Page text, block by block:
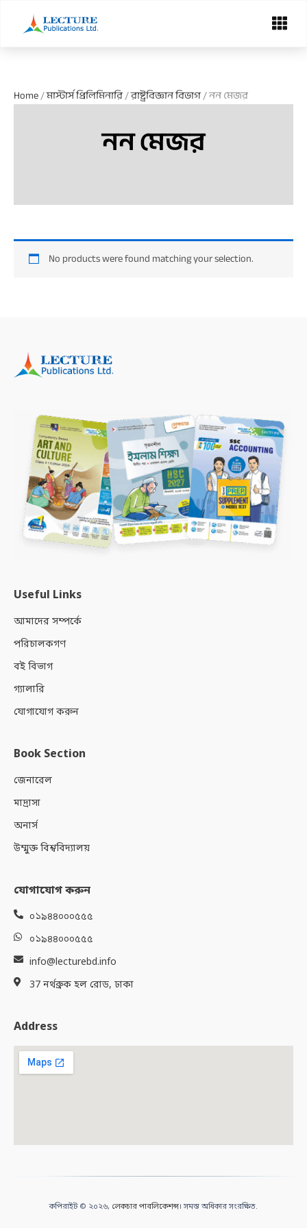
Menu
Home/মাস্টার্স প্রিলিমিনারি/রাষ্ট্রবিজ্ঞান বিভাগ/ নন মেজর
নন মেজর
No products were found matching your selection.
Useful Links
আমাদের সম্পর্কে
পরিচালকগণ
বই বিভাগ
গ্যালারি
যোগাযোগ করুন
Book Section
জেনারেল
মাদ্রাসা
অনার্স
উম্মুক্ত বিশ্ববিদ্যালয়
যোগাযোগ করুন
০১৯৪৪০০০৫৫৫
০১৯৪৪০০০৫৫৫
info@lecturebd.info
37 নর্থব্রুক হল রোড, ঢাকা
Address
কপিরাইট © ২০২৬, লেকচার পাবলিকেশন্স। সমস্ত অধিকার সংরক্ষিত.